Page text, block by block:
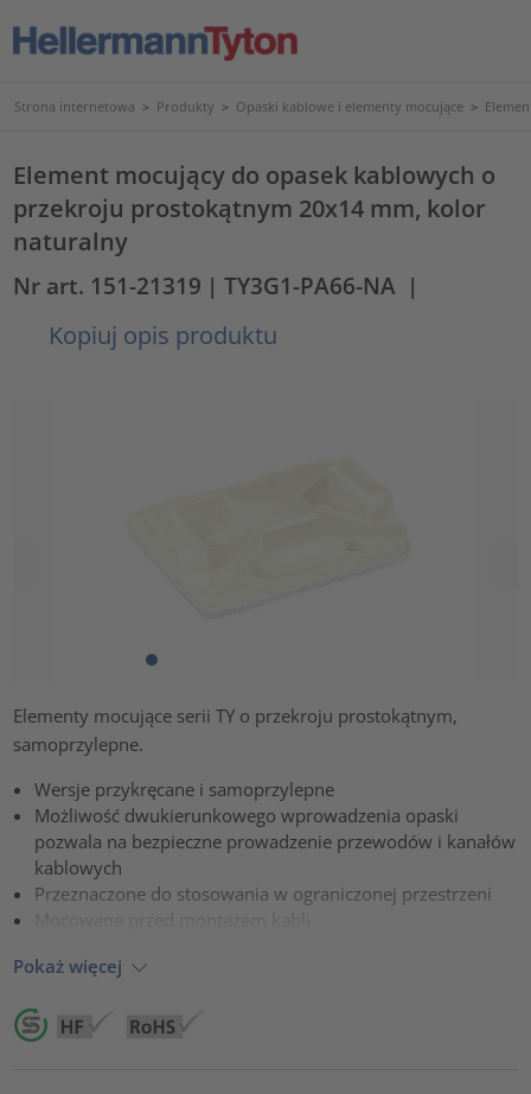
Strona internetowa > Produkty > Opaski kablowe i elementy mocujące >
Element mocujący do opasek kablowych o
przekroju prostokątnym 20x14 mm, kolor
naturalny
Nr art. 151-21319 | TY3G1-PA66-NA |
Kopiuj opis produktu
Elementy mocujące serii TY o przekroju prostokątnym,
samoprzylepne.
Wersje przykręcane i samoprzylepne
Możliwość dwukierunkowego wprowadzenia opaski
pozwala na bezpieczne prowadzenie przewodów i kanałów
kablowych
Przeznaczone do stosowania w ograniczonej przestrzeni
Pokaż więcej